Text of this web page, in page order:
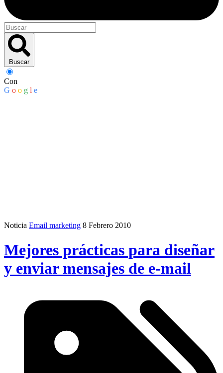
Buscar
Con
G o o g l e
Noticia Email marketing 8 Febrero 2010
Mejores prácticas para diseñar
y enviar mensajes de e-mail